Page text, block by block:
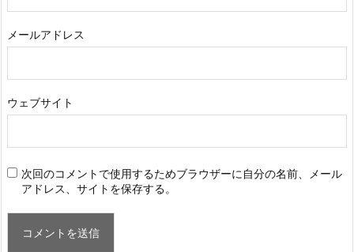
メールアドレス
ウェブサイト
次回のコメントで使用するためブラウザーに自分の名前、メール
アドレス、サイトを保存する。